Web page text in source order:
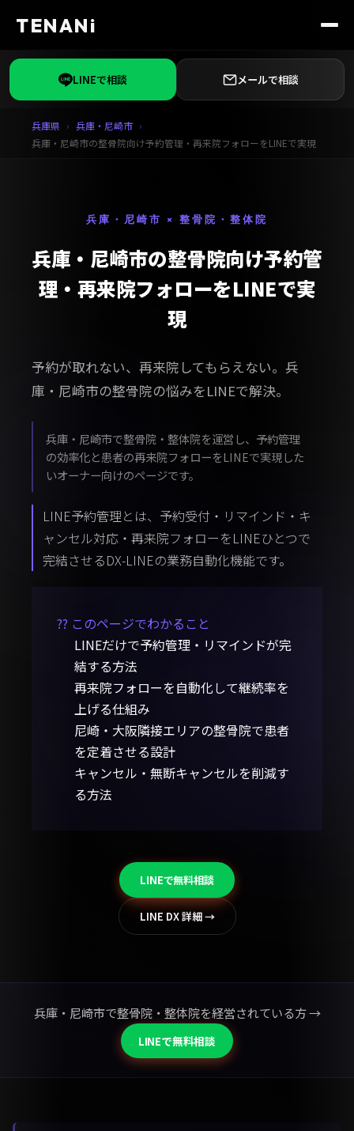
TENANi
LINEで相談 メールで相談
兵庫県
兵庫・尼崎市
兵庫・尼崎市の整骨院向け予約管理・再来院フォローをLINEで実現
兵庫・尼崎市 × 整骨院・整体院
兵庫・尼崎市の整骨院向け予約管
理・再来院フォローをLINEで実
現
予約が取れない、再来院してもらえない。兵
庫・尼崎市の整骨院の悩みをLINEで解決。
兵庫・尼崎市で整骨院・整体院を運営し、予約管理
の効率化と患者の再来院フォローをLINEで実現した
いオーナー向けのページです。
LINE予約管理とは、予約受付・リマインド・キ
ャンセル対応・再来院フォローをLINEひとつで
完結させるDX-LINEの業務自動化機能です。
?? このページでわかること
LINEだけで予約管理・リマインドが完
結する方法
再来院フォローを自動化して継続率を
上げる仕組み
尼崎・大阪隣接エリアの整骨院で患者
を定着させる設計
キャンセル・無断キャンセルを削減す
る方法
LINEで無料相談
LINE DX 詳細 →
兵庫・尼崎市で整骨院・整体院を経営されている方 →
LINEで無料相談